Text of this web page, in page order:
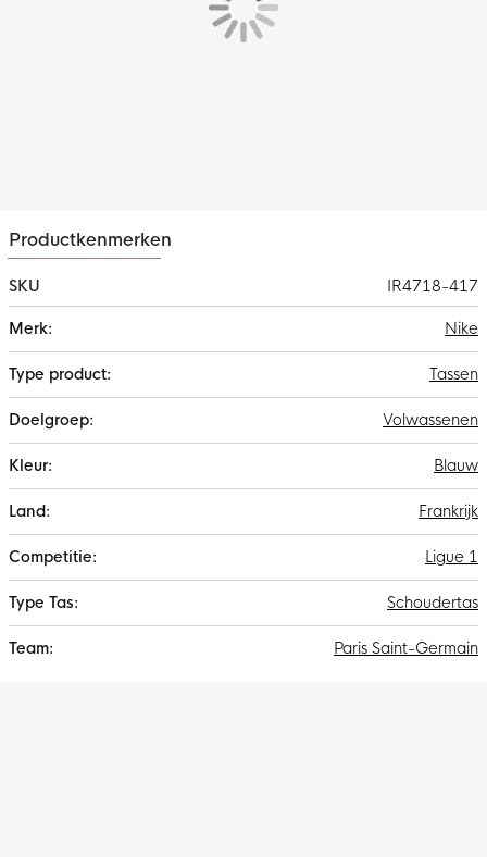
Productkenmerken
SKU
IR4718-417
informatie
Nike
Tassen
Volwassenen
Blauw
Frankrijk
Ligue 1
Schoudertas
Paris Saint-Germain